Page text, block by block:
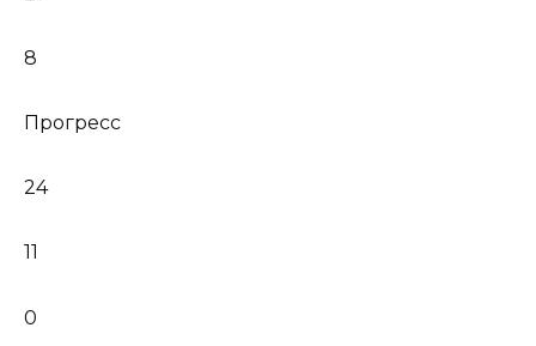
8
Прогресс
24
11
0